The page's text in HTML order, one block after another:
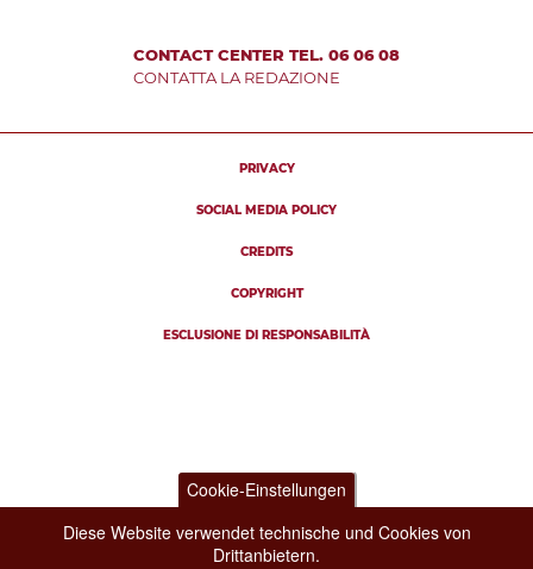
CONTACT CENTER TEL. 06 06 08
CONTATTA LA REDAZIONE
PRIVACY
SOCIAL MEDIA POLICY
CREDITS
COPYRIGHT
ESCLUSIONE DI RESPONSABILITÀ
Cookie-Einstellungen
Diese Website verwendet technische und Cookies von
Drittanbietern.